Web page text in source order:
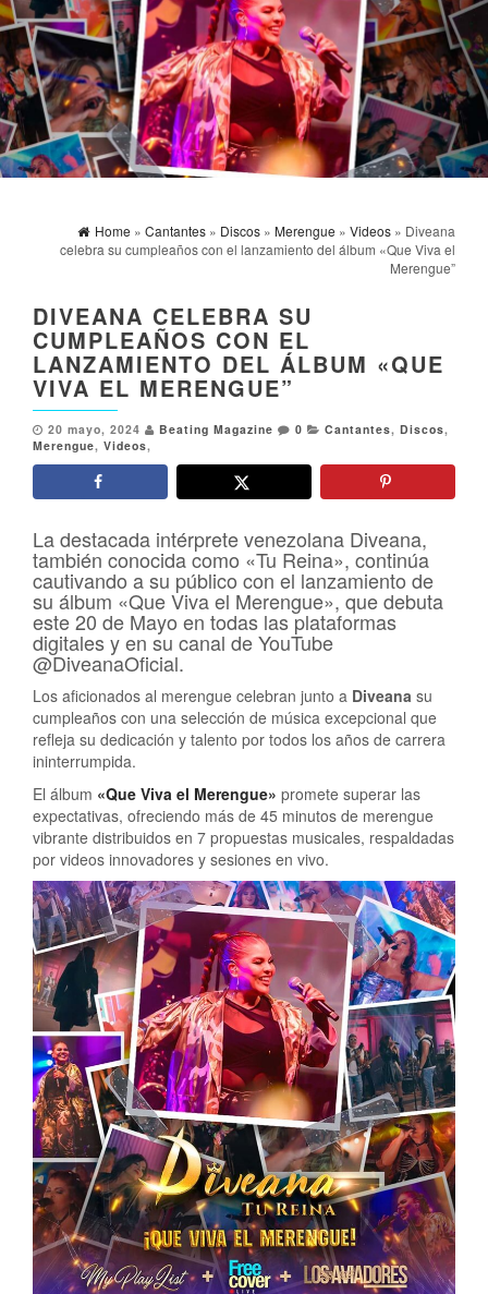
Home » Cantantes » Discos » Merengue » Videos » Diveana
celebra su cumpleaños con el lanzamiento del álbum «Que Viva el
Merengue”
DIVEANA CELEBRA SU
CUMPLEAÑOS CON EL
LANZAMIENTO DEL ÁLBUM «QUE
VIVA EL MERENGUE”
20 mayo, 2024 Beating Magazine 0 Cantantes, Discos,
Merengue, Videos,
La destacada intérprete venezolana Diveana,
también conocida como «Tu Reina», continúa
cautivando a su público con el lanzamiento de
su álbum «Que Viva el Merengue», que debuta
este 20 de Mayo en todas las plataformas
digitales y en su canal de YouTube
@DiveanaOficial.
Los aficionados al merengue celebran junto a Diveana su
cumpleaños con una selección de música excepcional que
refleja su dedicación y talento por todos los años de carrera
ininterrumpida.
El álbum «Que Viva el Merengue» promete superar las
expectativas, ofreciendo más de 45 minutos de merengue
vibrante distribuidos en 7 propuestas musicales, respaldadas
por videos innovadores y sesiones en vivo.